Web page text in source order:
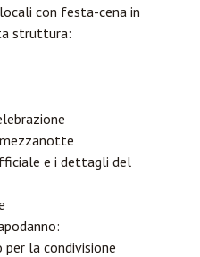
con festa-cena in
struttura:
e i dettagli del
la condivisione